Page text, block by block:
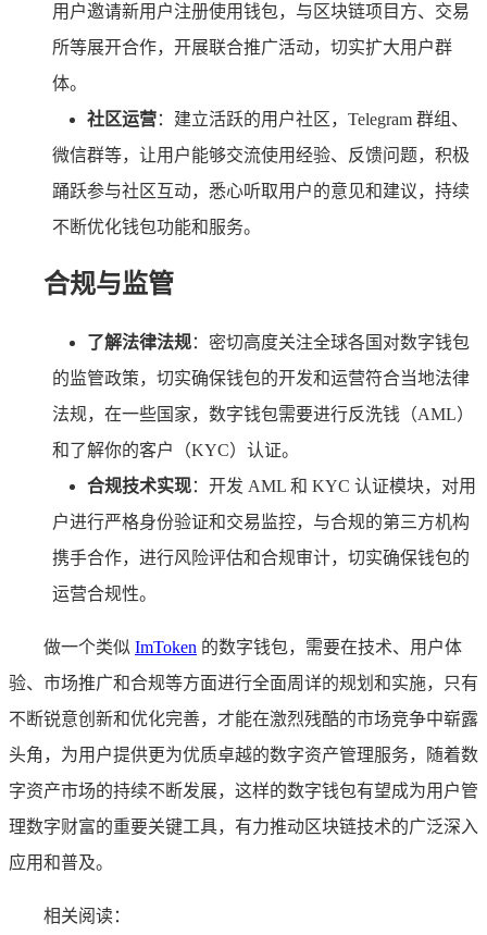
用户邀请新用户注册使用钱包，与区块链项目方、交易
所等展开合作，开展联合推广活动，切实扩大用户群
体。
社区运营：建立活跃的用户社区，Telegram 群组、
微信群等，让用户能够交流使用经验、反馈问题，积极
踊跃参与社区互动，悉心听取用户的意见和建议，持续
不断优化钱包功能和服务。
合规与监管
了解法律法规：密切高度关注全球各国对数字钱包
的监管政策，切实确保钱包的开发和运营符合当地法律
法规，在一些国家，数字钱包需要进行反洗钱（AML）
和了解你的客户（KYC）认证。
合规技术实现：开发 AML 和 KYC 认证模块，对用
户进行严格身份验证和交易监控，与合规的第三方机构
携手合作，进行风险评估和合规审计，切实确保钱包的
运营合规性。
做一个类似 ImToken 的数字钱包，需要在技术、用户体
验、市场推广和合规等方面进行全面周详的规划和实施，只有
不断锐意创新和优化完善，才能在激烈残酷的市场竞争中崭露
头角，为用户提供更为优质卓越的数字资产管理服务，随着数
字资产市场的持续不断发展，这样的数字钱包有望成为用户管
理数字财富的重要关键工具，有力推动区块链技术的广泛深入
应用和普及。
相关阅读：